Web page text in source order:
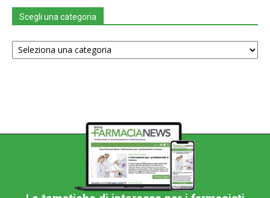
Scegli una categoria
Scegli
una